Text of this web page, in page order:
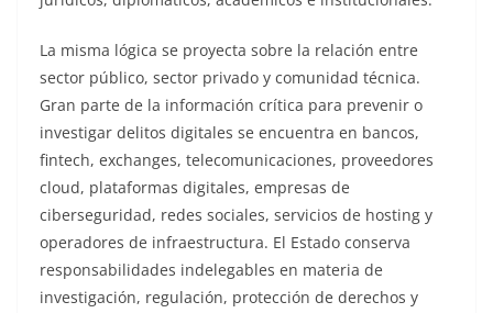
La misma lógica se proyecta sobre la relación entre
sector público, sector privado y comunidad técnica.
Gran parte de la información crítica para prevenir o
investigar delitos digitales se encuentra en bancos,
fintech, exchanges, telecomunicaciones, proveedores
cloud, plataformas digitales, empresas de
ciberseguridad, redes sociales, servicios de hosting y
operadores de infraestructura. El Estado conserva
responsabilidades indelegables en materia de
investigación, regulación, protección de derechos y